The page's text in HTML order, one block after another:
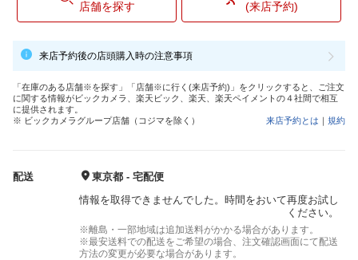
店舗を探す
(来店予約)
来店予約後の店頭購入時の注意事項
「在庫のある店舗※を探す」「店舗※に行く(来店予約)」をクリックすると、ご注文
に関する情報がビックカメラ、楽天ビック、楽天、楽天ペイメントの４社間で相互
に提供されます。
※ ビックカメラグループ店舗（コジマを除く）
来店予約とは ｜ 規約
配送
東京都 - 宅配便
情報を取得できませんでした。時間をおいて再度お試し
ください。
※離島・一部地域は追加送料がかかる場合があります。
※最安送料での配送をご希望の場合、注文確認画面にて配送
方法の変更が必要な場合があります。